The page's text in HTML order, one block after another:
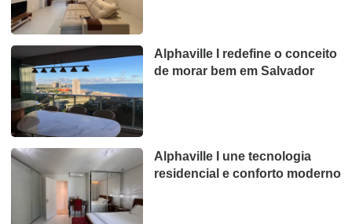
Alphaville I redefine o conceito
de morar bem em Salvador
Alphaville I une tecnologia
residencial e conforto moderno